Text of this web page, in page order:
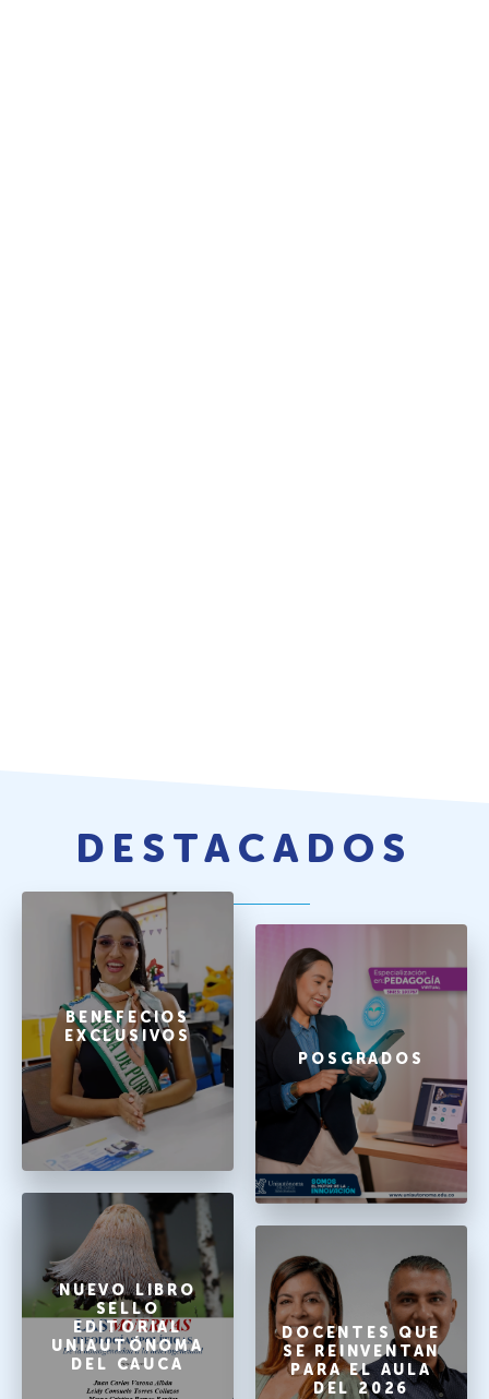
DESTACADOS
BENEFECIOS
EXCLUSIVOS
POSGRADOS
NUEVO LIBRO
SELLO
EDITORIAL
UNIAUTÓNOMA
DEL CAUCA
DOCENTES QUE
SE REINVENTAN
PARA EL AULA
DEL 2026